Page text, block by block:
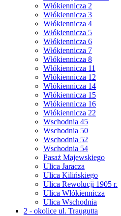
Włókiennicza 2
Włókiennicza 3
Włókiennicza 4
Włókiennicza 5
Włókiennicza 6
Włókiennicza 7
Włókiennicza 8
Włókiennicza 11
Włókiennicza 12
Włókiennicza 14
Włókiennicza 15
Włókiennicza 16
Włókiennicza 22
Wschodnia 45
Wschodnia 50
Wschodnia 52
Wschodnia 54
Pasaż Majewskiego
Ulica Jaracza
Ulica Kilińskiego
Ulica Rewolucji 1905 r.
Ulica Włókiennicza
Ulica Wschodnia
2 - okolice ul. Traugutta